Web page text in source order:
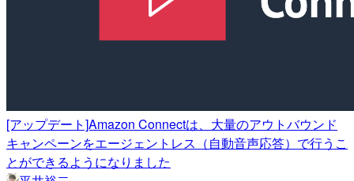
[アップデート]Amazon Connectは、大量のアウトバウンド
キャンペーンをエージェントレス（自動音声応答）で行うこ
とができるようになりました